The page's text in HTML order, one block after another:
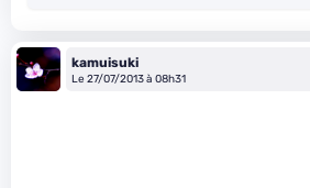
kamuisuki
Le 27/07/2013 à 08h31